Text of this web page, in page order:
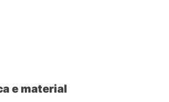
e material